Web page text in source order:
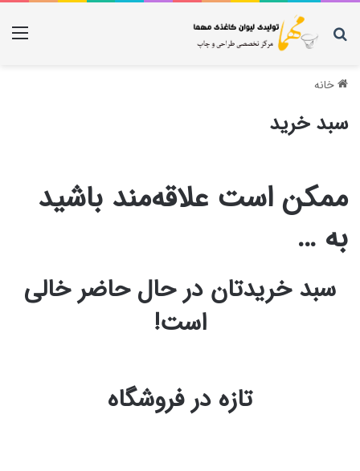
جستجو برای
خانه
سبد خرید
ممکن است علاقه‌مند باشید
به …
سبد خریدتان در حال حاضر خالی
است!
تازه در فروشگاه